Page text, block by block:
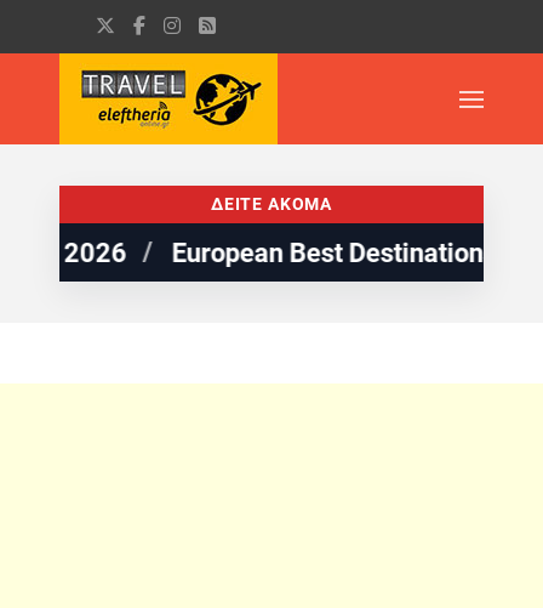
ΔΕΙΤΕ ΑΚΟΜΑ
European Best Destinations: 5 παραλίες